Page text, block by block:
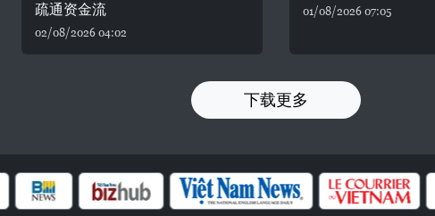
疏通资金流
02/08/2026 04:02
01/08/2026 07:05
下载更多